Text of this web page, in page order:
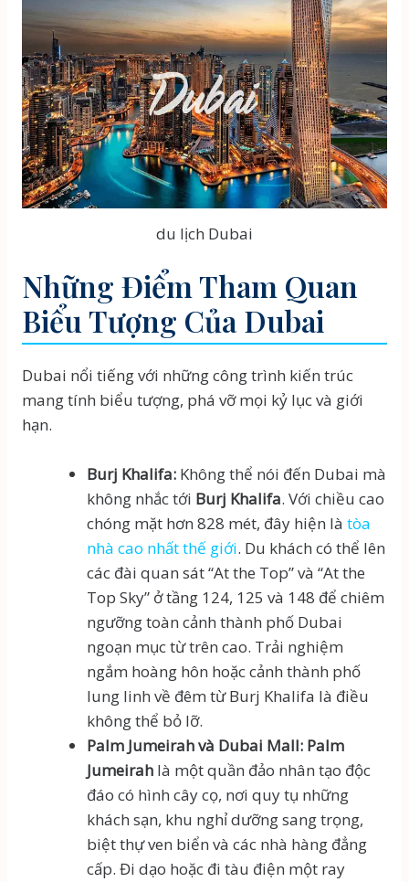
du lịch Dubai
Những Điểm Tham Quan
Biểu Tượng Của Dubai
Dubai nổi tiếng với những công trình kiến trúc
mang tính biểu tượng, phá vỡ mọi kỷ lục và giới
hạn.
Burj Khalifa:Không thể nói đến Dubai mà
không nhắc tới Burj Khalifa. Với chiều cao
chóng mặt hơn 828 mét, đây hiện là tòa
nhà cao nhất thế giới. Du khách có thể lên
các đài quan sát “At the Top” và “At the
Top Sky” ở tầng 124, 125 và 148 để chiêm
ngưỡng toàn cảnh thành phố Dubai
ngoạn mục từ trên cao. Trải nghiệm
ngắm hoàng hôn hoặc cảnh thành phố
lung linh về đêm từ Burj Khalifa là điều
không thể bỏ lỡ.
Palm Jumeirah và Dubai Mall: Palm
Jumeirahlà một quần đảo nhân tạo độc
đáo có hình cây cọ, nơi quy tụ những
khách sạn, khu nghỉ dưỡng sang trọng,
biệt thự ven biển và các nhà hàng đẳng
cấp. Đi dạo hoặc đi tàu điện một ray